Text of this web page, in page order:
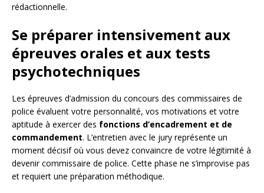
rédactionnelle.
Se préparer intensivement aux
épreuves orales et aux tests
psychotechniques
Les épreuves d’admission du concours des commissaires de
police évaluent votre personnalité, vos motivations et votre
aptitude à exercer des fonctions d’encadrement et de
commandement. L’entretien avec le jury représente un
moment décisif où vous devez convaincre de votre légitimité à
devenir commissaire de police. Cette phase ne s’improvise pas
et requiert une préparation méthodique.